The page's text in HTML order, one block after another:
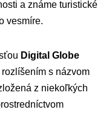
a známe turistické
vesmíre.
Digital Globe
s názvom
z niekoľkých